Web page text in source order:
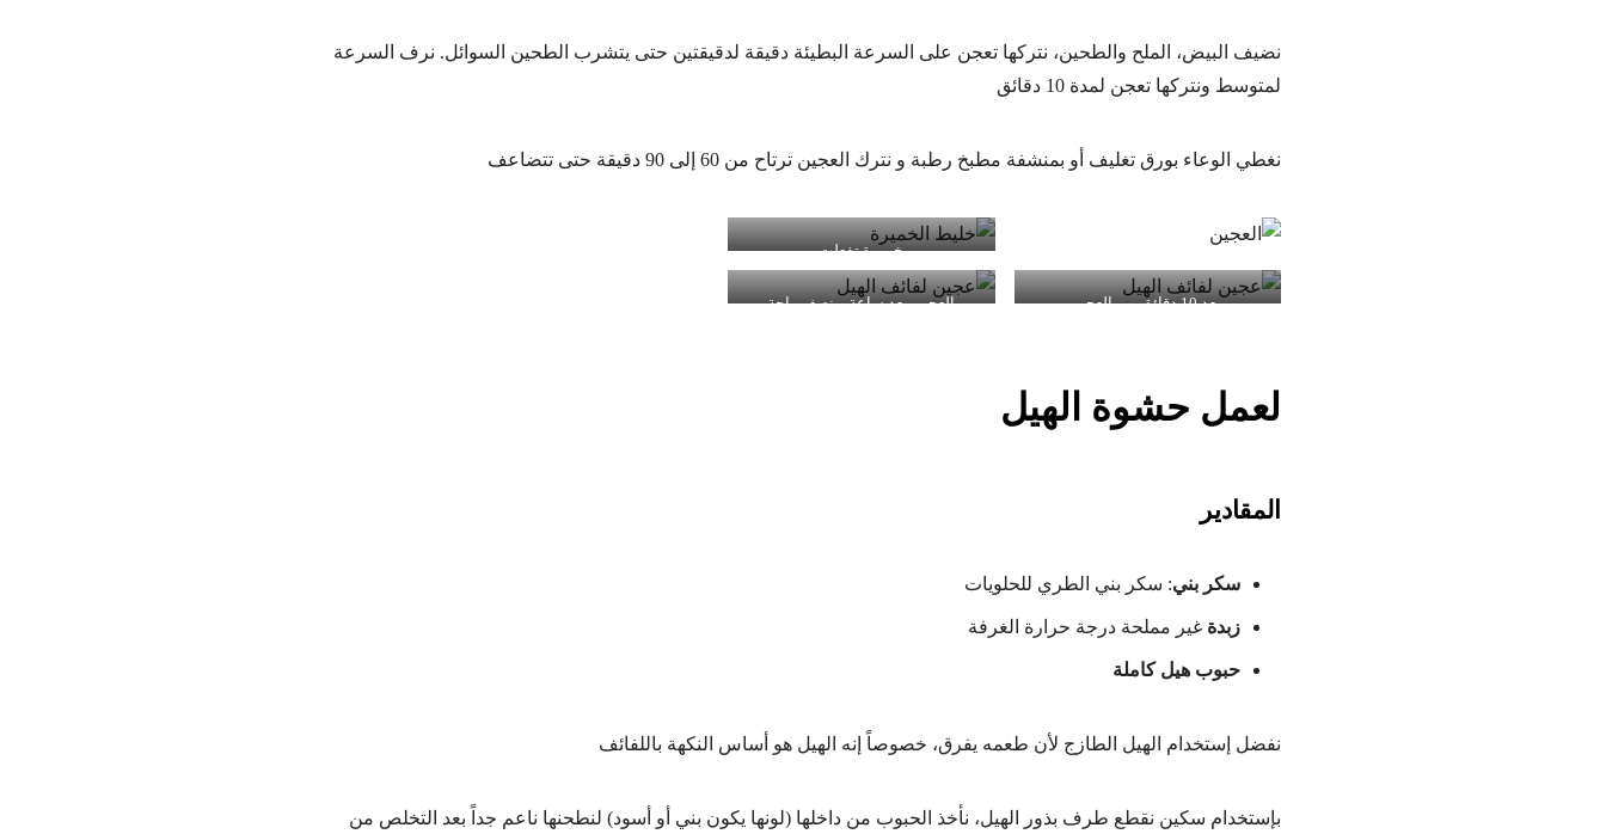
نضيف البيض، الملح والطحين، نتركها تعجن على السرعة البطيئة دقيقة لدقيقتين حتى يتشرب الطحين السوائل. نرف السرعة
لمتوسط ونتركها تعجن لمدة 10 دقائق
نغطي الوعاء بورق تغليف أو بمنشفة مطبخ رطبة و نترك العجين ترتاح من 60 إلى 90 دقيقة حتى تتضاعف
خميرة تفعلت
بعد 10 دقائق من العجن العجين بعد ساعة و نصف راحة
لعمل حشوة الهيل
المقادير
سكر بني: سكر بني الطري للحلويات
زبدة غير مملحة درجة حرارة الغرفة
حبوب هيل كاملة
نفضل إستخدام الهيل الطازج لأن طعمه يفرق، خصوصاً إنه الهيل هو أساس النكهة باللفائف
بإستخدام سكين نقطع طرف بذور الهيل، نأخذ الحبوب من داخلها (لونها يكون بني أو أسود) لنطحنها ناعم جداً بعد التخلص من